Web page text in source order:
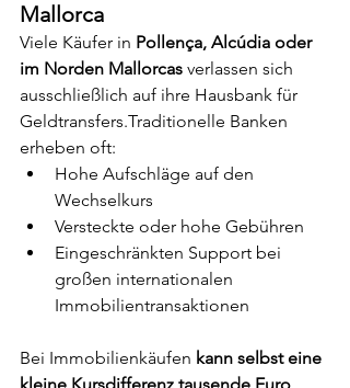
Mallorca
Viele Käufer in Pollença, Alcúdia oder
im Norden Mallorcas verlassen sich
ausschließlich auf ihre Hausbank für
Geldtransfers.Traditionelle Banken
erheben oft:
Hohe Aufschläge auf den
Wechselkurs
Versteckte oder hohe Gebühren
Eingeschränkten Support bei
großen internationalen
Immobilientransaktionen
Bei Immobilienkäufen kann selbst eine